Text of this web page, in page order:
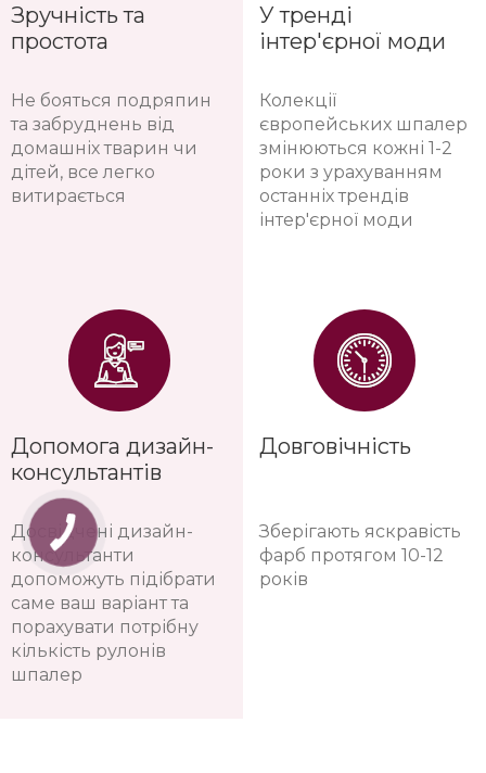
Зручність та
простота
Не бояться подряпин
та забруднень від
домашніх тварин чи
дітей, все легко
витирається
Допомога дизайн-
консультантів
Досвідчені дизайн-
консультанти
допоможуть підібрати
саме ваш варіант та
порахувати потрібну
кількість рулонів
шпалер
У тренді
інтер'єрної моди
Колекції
європейських шпалер
змінюються кожні 1-2
роки з урахуванням
останніх трендів
інтер'єрної моди
Довговічність
Зберігають яскравість
фарб протягом 10-12
років